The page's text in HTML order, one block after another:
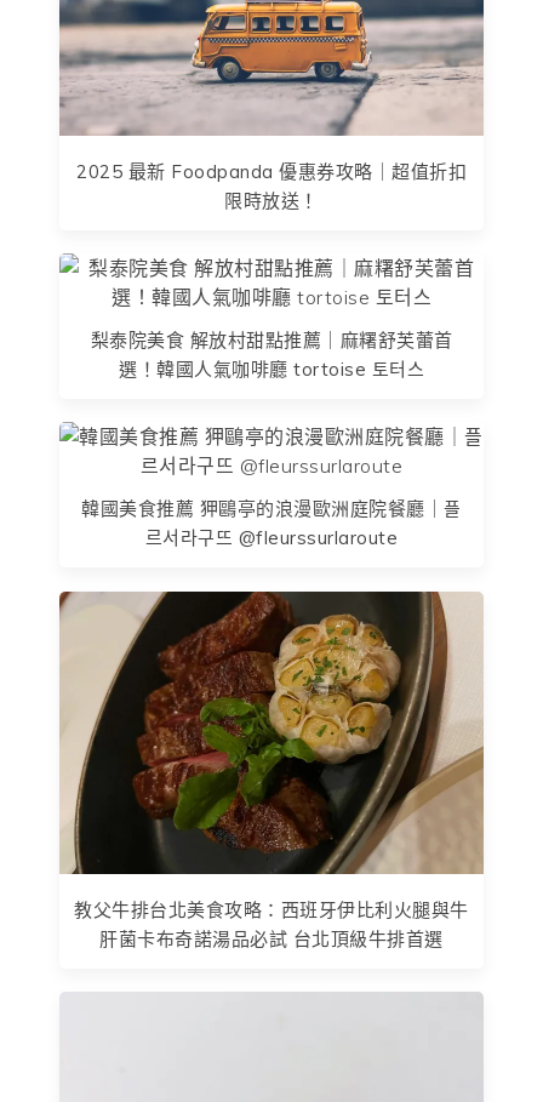
2025 最新 Foodpanda 優惠券攻略｜超值折扣
限時放送！
梨泰院美食 解放村甜點推薦｜麻糬舒芙蕾首
選！韓國人氣咖啡廳 tortoise 토터스
韓國美食推薦 狎鷗亭的浪漫歐洲庭院餐廳｜플
르서라구뜨 @fleurssurlaroute
教父牛排台北美食攻略：西班牙伊比利火腿與牛
肝菌卡布奇諾湯品必試 台北頂級牛排首選